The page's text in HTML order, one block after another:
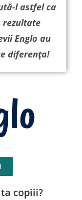
l astfel ca
rezultate
Englo au
diferența!
copiii?